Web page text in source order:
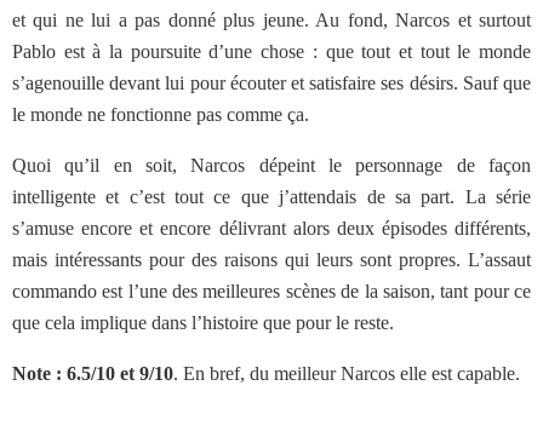
et qui ne lui a pas donné plus jeune. Au fond, Narcos et surtout
Pablo est à la poursuite d’une chose : que tout et tout le monde
s’agenouille devant lui pour écouter et satisfaire ses désirs. Sauf que
le monde ne fonctionne pas comme ça.
Quoi qu’il en soit, Narcos dépeint le personnage de façon
intelligente et c’est tout ce que j’attendais de sa part. La série
s’amuse encore et encore délivrant alors deux épisodes différents,
mais intéressants pour des raisons qui leurs sont propres. L’assaut
commando est l’une des meilleures scènes de la saison, tant pour ce
que cela implique dans l’histoire que pour le reste.
Note : 6.5/10 et 9/10. En bref, du meilleur Narcos elle est capable.